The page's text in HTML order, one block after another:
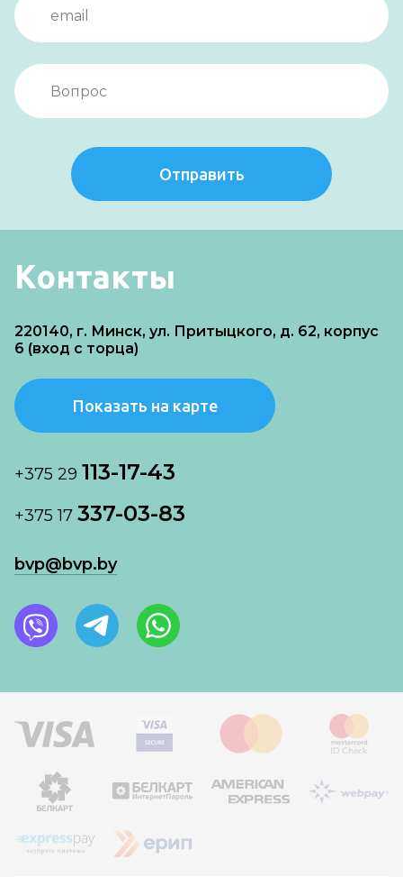
Отправить
Контакты
220140, г. Минск, ул. Притыцкого, д. 62, корпус
6 (вход с торца)
Показать на карте
+375 29 113-17-43
+375 17 337-03-83
bvp@bvp.by